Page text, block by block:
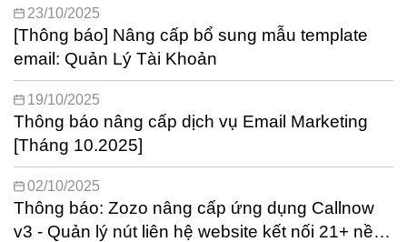
23/10/2025
[Thông báo] Nâng cấp bổ sung mẫu template
email: Quản Lý Tài Khoản
19/10/2025
Thông báo nâng cấp dịch vụ Email Marketing
[Tháng 10.2025]
02/10/2025
Thông báo: Zozo nâng cấp ứng dụng Callnow
v3 - Quản lý nút liên hệ website kết nối 21+ nền